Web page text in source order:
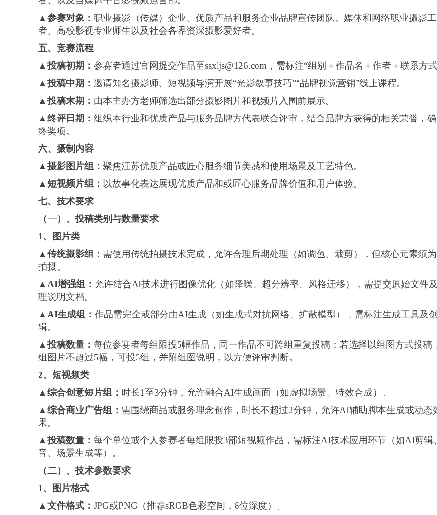
▲参赛对象： 职业摄影 （传媒）企业、优质产品和服务企业品牌宣传团队 、媒体和网络职业摄影
者、高校影视专业师生 以及社会各界资深摄影爱好者。
五、竞赛流程
▲投稿初期 ： 参赛者通过官网提交作品至ssxljs@126.com，需标注“组别＋作品名＋作者＋联系方
▲投稿中期 ： 邀请知名摄影师、短视频导演开展“光影叙事技巧”“品牌视觉营销”线上课程。
▲投稿末期 ： 由本主办方老师筛选出部分摄影图片和视频片入围前展示。
▲终评日期 ： 组织本行业和优质产品与服务品牌方代表联合评审，结合品牌方获得的相关荣誉，
终奖项。
六、摄制内容
▲摄影图片组： 聚焦江苏优质产品或匠心服务细节美感和使用场景及工艺特色。
▲短视频片组： 以故事化表达展现优质产品和或匠心服务品牌价值和用户体验。
七、技术要求
（一） 、投稿类别与数量要求
1、
图片类
▲传统摄影组： 需使用传统拍摄技术完成，允许合理后期处理（如调色、裁剪），但核心元素须
拍摄。
▲AI增强组： 允许结合AI技术进行图像优化（如降噪、超分辨率、风格迁移），需提交原始文件
理说明文档。
▲AI生成组： 作品需完全或部分由AI生成（如生成式对抗网络、扩散模型），需标注生成工具及
辑。
▲投稿数量： 每位参赛者每组限投5幅作品，同一作品不可跨组重复投稿 ；若选择以组图方式投稿
组图片不超过5幅，可投3组，并附组图说明，以方便评审判断。
2、 短视频类
▲综合创意短片组： 时长1至3分钟，允许融合AI生成画面（如虚拟场景、特效合成）。
▲综合商业广告组： 需围绕商品或服务理念创作，时长不超过2分钟，允许AI辅助脚本生成或动态
果。
▲投稿数量： 每个单位或个人参赛者每组限投3部短视频作品，需标注AI技术应用环节（如AI剪辑
音、场景生成等）。
（二） 、技术参数要求
1、
图片格式
▲文件格式： JPG或PNG（推荐sRGB色彩空间，8位深度）。